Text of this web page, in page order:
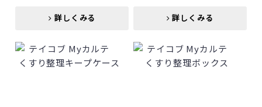
詳しくみる 詳しくみる
詳しくみる 詳しくみる